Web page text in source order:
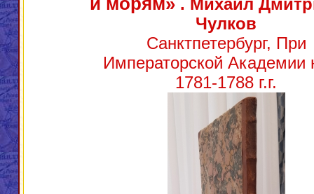
. Михаил
Чулков
Санктпетербург, При
Императорской Академии
1781-1788 г.г.